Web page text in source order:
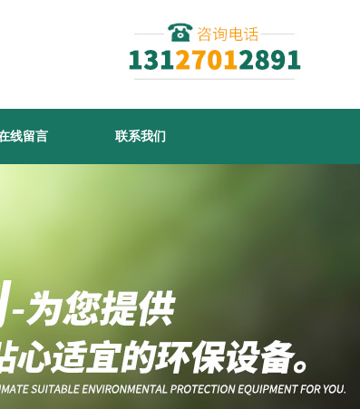
线留言 联系我们